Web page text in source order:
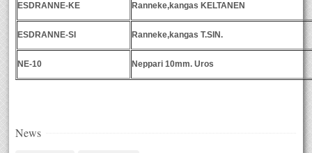
ESDRANNE-KE Ranneke,kangas KELTANEN
ESDRANNE-SI Ranneke,kangas T.SIN.
NE-10 Neppari 10mm. Uros
News